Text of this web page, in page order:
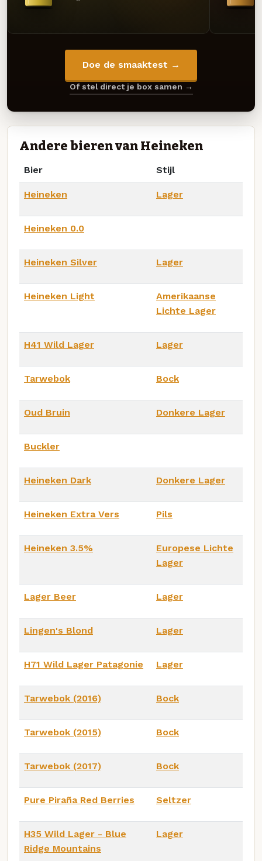
Doe de smaaktest →
Of stel direct je box samen →
Andere bieren van Heineken
Bier Stijl
Heineken Lager
Heineken 0.0
Heineken Silver Lager
Heineken Light
Amerikaanse
Lichte Lager
H41 Wild Lager Lager
Tarwebok Bock
Oud Bruin Donkere Lager
Buckler
Heineken Dark Donkere Lager
Heineken Extra Vers Pils
Heineken 3.5%
Europese Lichte
Lager
Lager Beer Lager
Lingen's Blond Lager
H71 Wild Lager Patagonie Lager
Tarwebok (2016) Bock
Tarwebok (2015) Bock
Tarwebok (2017) Bock
Pure Piraña Red Berries Seltzer
H35 Wild Lager - Blue
Ridge Mountains
Lager